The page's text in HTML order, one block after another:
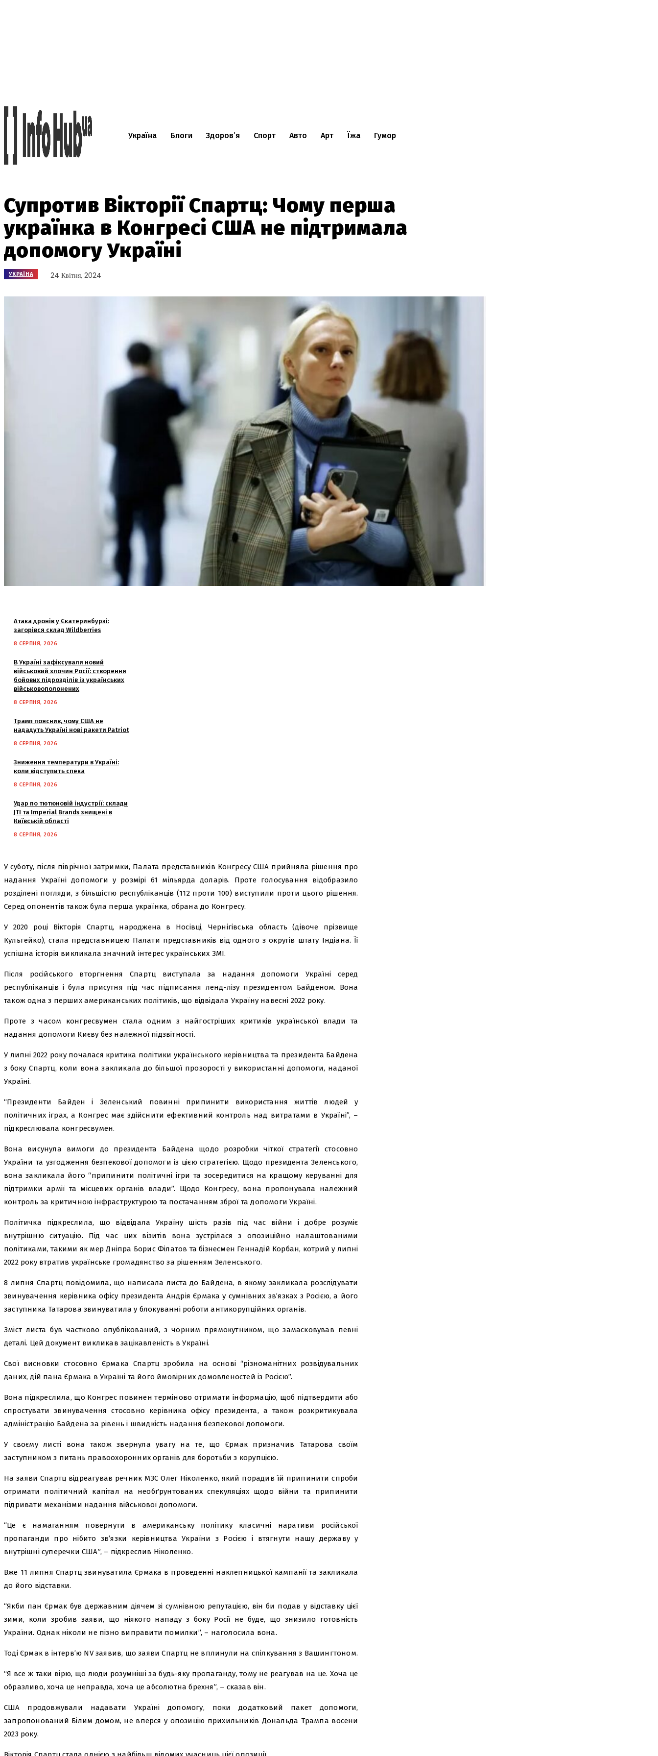
Україна Блоги Здоров’я Спорт Авто Арт Їжа Гумор
Супротив Вікторії Спартц: Чому перша
українка в Конгресі США не підтримала
допомогу Україні
УКРАЇНА 24 Квітня, 2024
Атака дронів у Єкатеринбурзі:
загорівся склад Wildberries
8 СЕРПНЯ, 2026
В Україні зафіксували новий
військовий злочин Росії: створення
бойових підрозділів із українських
військовополонених
8 СЕРПНЯ, 2026
Трамп пояснив, чому США не
нададуть Україні нові ракети Patriot
8 СЕРПНЯ, 2026
Зниження температури в Україні:
коли відступить спека
8 СЕРПНЯ, 2026
Удар по тютюновій індустрії: склади
JTI та Imperial Brands знищені в
Київській області
8 СЕРПНЯ, 2026
У суботу, після піврічної затримки, Палата представників Конгресу США прийняла рішення про
надання Україні допомоги у розмірі 61 мільярда доларів. Проте голосування відобразило
розділені погляди, з більшістю республіканців (112 проти 100) виступили проти цього рішення.
Серед опонентів також була перша українка, обрана до Конгресу.
У 2020 році Вікторія Спартц, народжена в Носівці, Чернігівська область (дівоче прізвище
Кульгейко), стала представницею Палати представників від одного з округів штату Індіана. Її
успішна історія викликала значний інтерес українських ЗМІ.
Після російського вторгнення Спартц виступала за надання допомоги Україні серед
республіканців і була присутня під час підписання ленд-лізу президентом Байденом. Вона
також одна з перших американських політиків, що відвідала Україну навесні 2022 року.
Проте з часом конгресвумен стала одним з найгостріших критиків української влади та
надання допомоги Києву без належної підзвітності.
У липні 2022 року почалася критика політики українського керівництва та президента Байдена
з боку Спартц, коли вона закликала до більшої прозорості у використанні допомоги, наданої
Україні.
“Президенти Байден і Зеленський повинні припинити використання життів людей у
політичних іграх, а Конгрес має здійснити ефективний контроль над витратами в Україні”, –
підкреслювала конгресвумен.
Вона висунула вимоги до президента Байдена щодо розробки чіткої стратегії стосовно
України та узгодження безпекової допомоги із цією стратегією. Щодо президента Зеленського,
вона закликала його “припинити політичні ігри та зосередитися на кращому керуванні для
підтримки армії та місцевих органів влади”. Щодо Конгресу, вона пропонувала належний
контроль за критичною інфраструктурою та постачанням зброї та допомоги Україні.
Політичка підкреслила, що відвідала Україну шість разів під час війни і добре розуміє
внутрішню ситуацію. Під час цих візитів вона зустрілася з опозиційно налаштованими
політиками, такими як мер Дніпра Борис Філатов та бізнесмен Геннадій Корбан, котрий у липні
2022 року втратив українське громадянство за рішенням Зеленського.
8 липня Спартц повідомила, що написала листа до Байдена, в якому закликала розслідувати
звинувачення керівника офісу президента Андрія Єрмака у сумнівних зв’язках з Росією, а його
заступника Татарова звинуватила у блокуванні роботи антикорупційних органів.
Зміст листа був частково опублікований, з чорним прямокутником, що замасковував певні
деталі. Цей документ викликав зацікавленість в Україні.
Свої висновки стосовно Єрмака Спартц зробила на основі “різноманітних розвідувальних
даних, дій пана Єрмака в Україні та його ймовірних домовленостей із Росією”.
Вона підкреслила, що Конгрес повинен терміново отримати інформацію, щоб підтвердити або
спростувати звинувачення стосовно керівника офісу президента, а також розкритикувала
адміністрацію Байдена за рівень і швидкість надання безпекової допомоги.
У своєму листі вона також звернула увагу на те, що Єрмак призначив Татарова своїм
заступником з питань правоохоронних органів для боротьби з корупцією.
На заяви Спартц відреагував речник МЗС Олег Ніколенко, який порадив їй припинити спроби
отримати політичний капітал на необґрунтованих спекуляціях щодо війни та припинити
підривати механізми надання військової допомоги.
“Це є намаганням повернути в американську політику класичні наративи російської
пропаганди про нібито зв’язки керівництва України з Росією і втягнути нашу державу у
внутрішні суперечки США”, – підкреслив Ніколенко.
Вже 11 липня Спартц звинуватила Єрмака в проведенні наклепницької кампанії та закликала
до його відставки.
“Якби пан Єрмак був державним діячем зі сумнівною репутацією, він би подав у відставку цієї
зими, коли зробив заяви, що ніякого нападу з боку Росії не буде, що знизило готовність
України. Однак ніколи не пізно виправити помилки”, – наголосила вона.
Тоді Єрмак в інтерв’ю NV заявив, що заяви Спартц не вплинули на спілкування з Вашингтоном.
“Я все ж таки вірю, що люди розумніші за будь-яку пропаганду, тому не реагував на це. Хоча це
образливо, хоча це неправда, хоча це абсолютна брехня”, – сказав він.
США продовжували надавати Україні допомогу, поки додатковий пакет допомоги,
запропонований Білим домом, не вперся у опозицію прихильників Дональда Трампа восени
2023 року.